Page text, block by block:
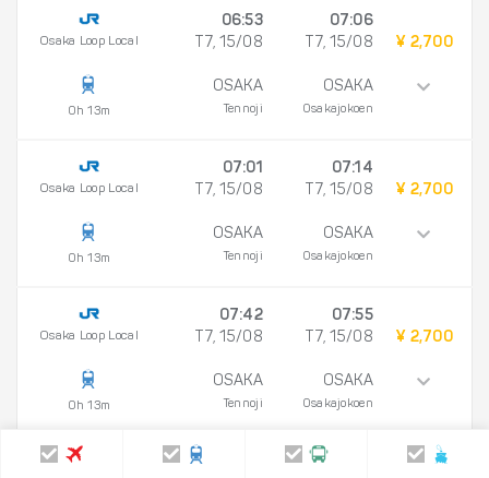
Osaka Loop Local
0h 13m
06:53
T7, 15/08
OSAKA
Tennoji
07:06
T7, 15/08
OSAKA
Osakajokoen
¥ 2,700
Osaka Loop Local
0h 13m
07:01
T7, 15/08
OSAKA
Tennoji
07:14
T7, 15/08
OSAKA
Osakajokoen
¥ 2,700
Osaka Loop Local
0h 13m
07:42
T7, 15/08
OSAKA
Tennoji
07:55
T7, 15/08
OSAKA
Osakajokoen
¥ 2,700